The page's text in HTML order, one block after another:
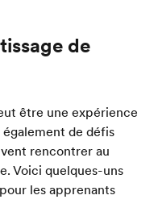
de
être une expérience
de défis
rencontrer au
Voici quelques-uns
les apprenants